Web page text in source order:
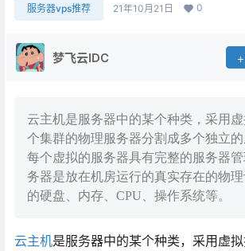
服务器vps推荐 21年10月21日 0
梦飞云IDC
云主机是服务器中的某个种类，采用
个集群的物理服务器分割成多个独立的
每个虚拟的服务器具有完整的服务器
务器是放在机房运行的真实存在的物
的硬盘、内存、CPU、操作系统等。
云主机是服务器中的某个种类，采用虚